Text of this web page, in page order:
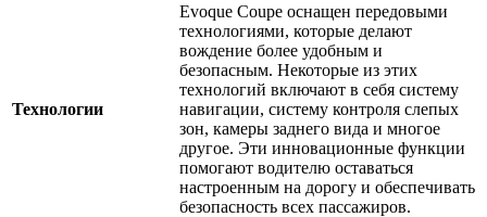
Технологии
Evoque Coupe оснащен передовыми
технологиями, которые делают
вождение более удобным и
безопасным. Некоторые из этих
технологий включают в себя систему
навигации, систему контроля слепых
зон, камеры заднего вида и многое
другое. Эти инновационные функции
помогают водителю оставаться
настроенным на дорогу и обеспечивать
безопасность всех пассажиров.